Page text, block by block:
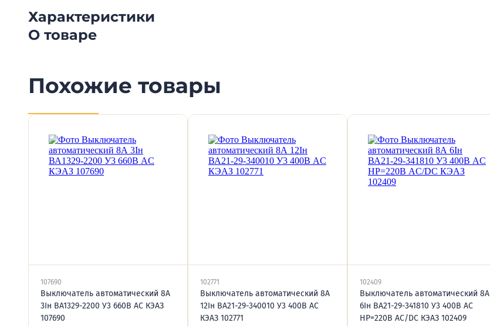
Характеристики
О товаре
Похожие товары
107690
Выключатель автоматический 8А
3Iн ВА1329-2200 У3 660В AC КЭАЗ
107690
102771
Выключатель автоматический 8А
12Iн ВА21-29-340010 У3 400В AC
КЭАЗ 102771
102409
Выключатель автоматический 8А
6Iн ВА21-29-341810 У3 400В AC
НР=220В AC/DC КЭАЗ 102409